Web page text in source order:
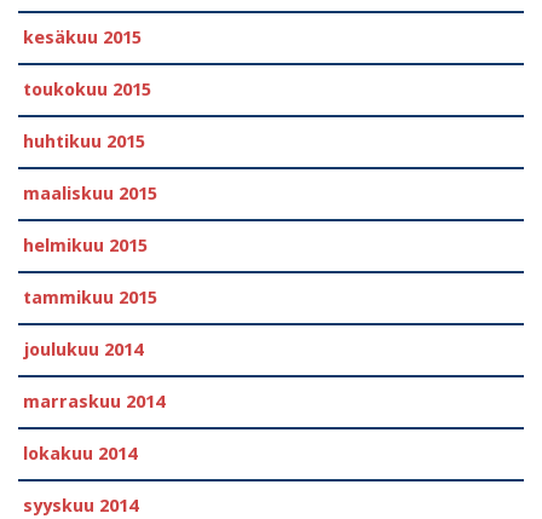
kesäkuu 2015
toukokuu 2015
huhtikuu 2015
maaliskuu 2015
helmikuu 2015
tammikuu 2015
joulukuu 2014
marraskuu 2014
lokakuu 2014
syyskuu 2014